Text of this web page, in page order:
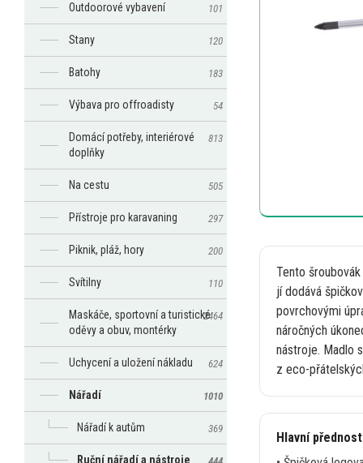
Tento
jídodává
povrchovými
náročných
nástroje. Madlo s
z eco-
Hlavní
Outdoorové vybavení 101
Stany 120
Batohy 183
Výbava pro offroadisty 54
Domácí potřeby, interiérové
doplňky
813
Na cestu 505
Přístroje pro karavaning 297
Piknik, pláž, hory 200
Svítilny 110
Maskáče, sportovní a turistické
oděvy a obuv, montérky
2464
Uchycení a uložení nákladu 624
Nářadí 1010
Nářadí k autům 369
Ruční nářadí a nástroje